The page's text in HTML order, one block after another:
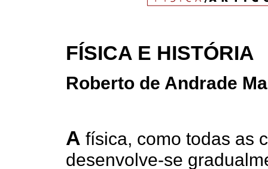
FÍSICA E HISTÓRIA
Roberto de Andrade
A física, como todas as
desenvolve-se